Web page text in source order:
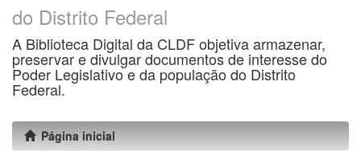
do Distrito Federal
A Biblioteca Digital da CLDF objetiva armazenar,
preservar e divulgar documentos de interesse do
Poder Legislativo e da população do Distrito
Federal.
Página inicial